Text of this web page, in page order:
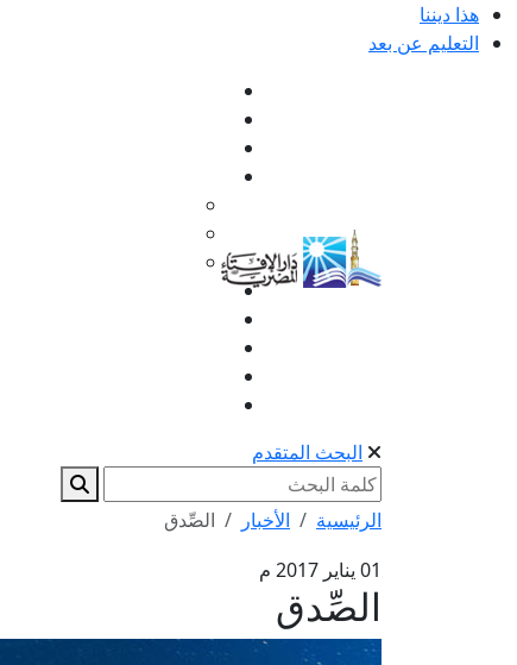
هذا ديننا
التعليم عن بعد
البحث المتقدم
الرئيسية الأخبار
الصِّدق
01 يناير 2017 م
الصِّدق